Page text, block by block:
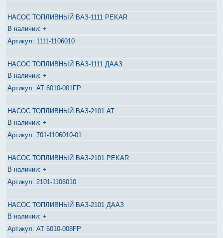
НАСОС ТОПЛИВНЫЙ ВАЗ-1111 PEKAR
+
1111-1106010
НАСОС ТОПЛИВНЫЙ ВАЗ-1111 ДААЗ
+
AT 6010-001FP
НАСОС ТОПЛИВНЫЙ ВАЗ-2101 AT
+
701-1106010-01
НАСОС ТОПЛИВНЫЙ ВАЗ-2101 PEKAR
+
2101-1106010
НАСОС ТОПЛИВНЫЙ ВАЗ-2101 ДААЗ
+
AT 6010-008FP